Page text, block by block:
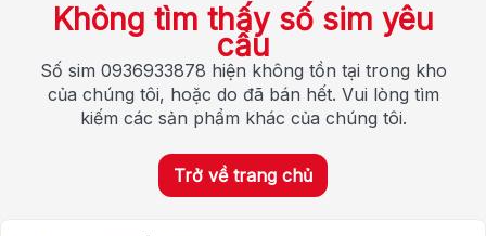
Không tìm thấy số sim yêu
cầu
Số sim 0936933878 hiện không tồn tại trong kho
của chúng tôi, hoặc do đã bán hết. Vui lòng tìm
kiếm các sản phẩm khác của chúng tôi.
Trở về trang chủ